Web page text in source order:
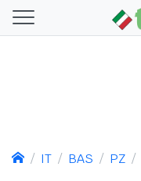
IT BAS PZ